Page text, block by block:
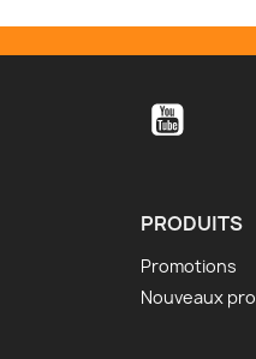
PRODUITS
Promotions
Nouveaux